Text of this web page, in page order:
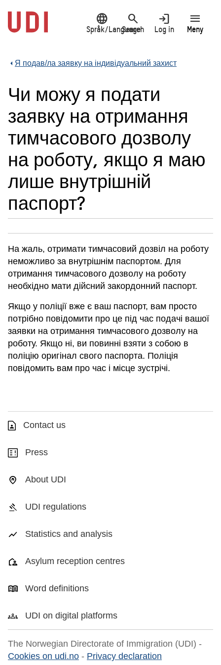
main
content
language
Språk/Language
search
Search
login
Log in
menu
Meny
Я подав/ла заявку на індивідуальний захист
Чи можу я подати
заявку на отримання
тимчасового дозволу
на роботу, якщо я маю
лише внутрішній
паспорт?
На жаль, отримати тимчасовий дозвіл на роботу
неможливо за внутрішнім паспортом. Для
отримання тимчасового дозволу на роботу
необхідно мати дійсний закордонний паспорт.
Якщо у поліції вже є ваш паспорт, вам просто
потрібно повідомити про це під час подачі вашої
заявки на отримання тимчасового дозволу на
роботу. Якщо ні, ви повинні взяти з собою в
поліцію оригінал свого паспорта. Поліція
повідомить вам про час і місце зустрічі.
Contact us
Press
About UDI
UDI regulations
Statistics and analysis
Asylum reception centres
Word definitions
UDI on digital platforms
The Norwegian Directorate of Immigration (UDI) -
Cookies on udi.no - Privacy declaration